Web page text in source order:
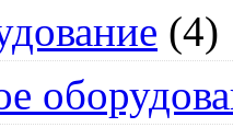
(4)